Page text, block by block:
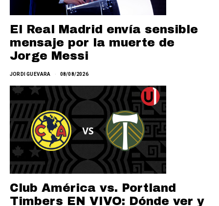
El Real Madrid envía sensible
mensaje por la muerte de
Jorge Messi
JORDI GUEVARA 08/08/2026
Club América vs. Portland
Timbers EN VIVO: Dónde ver y